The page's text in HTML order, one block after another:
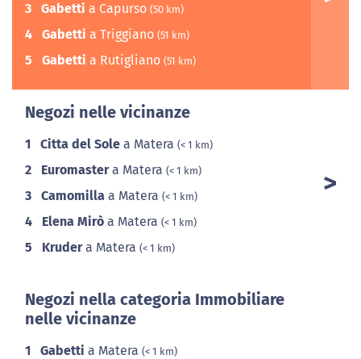
3 Gabetti a Capurso (50 km)
4 Gabetti a Triggiano (51 km)
5 Gabetti a Rutigliano (51 km)
Negozi nelle vicinanze
1 Citta del Sole a Matera (< 1 km)
2 Euromastera Matera (< 1 km)
3 Camomilla a Matera (< 1 km)
4 Elena Mirò a Matera (< 1 km)
5 Krudera Matera (< 1 km)
Negozi nella categoria Immobiliare
nelle vicinanze
1 Gabetti a Matera (< 1 km)